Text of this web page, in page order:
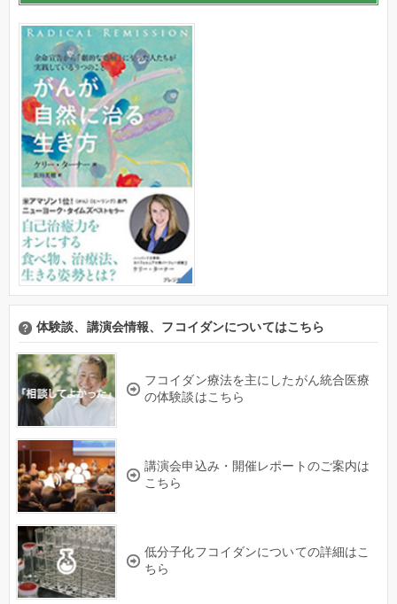
体験談、講演会情報、フコイダンについてはこちら
フコイダン療法を主にしたがん統合医療
の体験談はこちら
講演会申込み・開催レポートのご案内は
こちら
低分子化フコイダンについての詳細はこ
ちら